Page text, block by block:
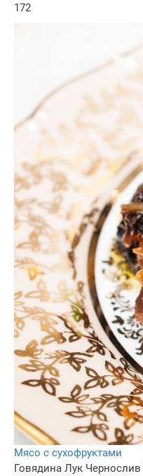
172
Мясо с сухофруктами
Говядина Лук Чернослив